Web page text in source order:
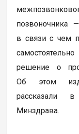
позвоночника
в связи с чем
решение о
Об этом
рассказали в
Минздрава.